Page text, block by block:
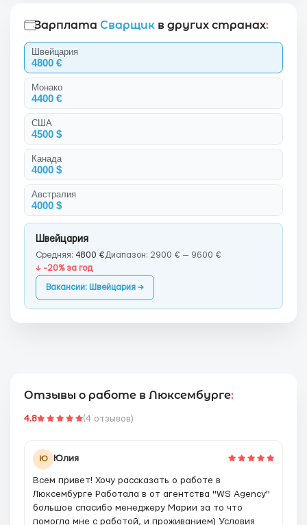
Зарплата Сварщик в других странах:
Швейцария
4800 €
Монако
4400 €
США
4500 $
Канада
4000 $
Австралия
4000 $
Швейцария
Средняя: 4800 € Диапазон: 2900 € — 9600 €
↓ -20% за год
Вакансии: Швейцария →
Отзывы о работе в Люксембурге:
4.8 (4 отзывов)
Ю Юлия
Всем привет! Хочу рассказать о работе в
Люксембурге Работала в от агентства "WS Agency"
большое спасибо менеджеру Марии за то что
помогла мне с работой, и проживанием) Условия